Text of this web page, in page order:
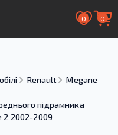
0 0
Renault
Megane
підрамника
2 2002-2009